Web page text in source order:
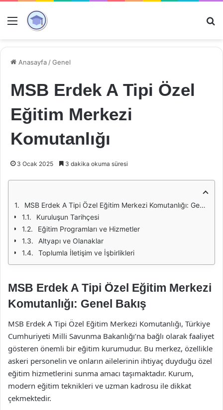
Menü
Anasayfa /Genel
MSB Erdek A Tipi Özel
Eğitim Merkezi
Komutanlığı
3 Ocak 2025 3 dakika okuma süresi
MSB Erdek A Tipi Özel Eğitim Merkezi Komutanlığı: Genel Bakış
Kuruluşun Tarihçesi
Eğitim Programları ve Hizmetler
Altyapı ve Olanaklar
Toplumla İletişim ve İşbirlikleri
MSB Erdek A Tipi Özel Eğitim Merkezi
Komutanlığı: Genel Bakış
MSB Erdek A Tipi Özel Eğitim Merkezi Komutanlığı, Türkiye
Cumhuriyeti Milli Savunma Bakanlığı’na bağlı olarak faaliyet
gösteren önemli bir eğitim kurumudur. Bu merkez, özellikle
askeri personelin ve onların ailelerinin ihtiyaç duyduğu özel
eğitim hizmetlerini sunma amacı taşımaktadır. Kurum,
modern eğitim teknikleri ve uzman kadrosu ile dikkat
çekmektedir.